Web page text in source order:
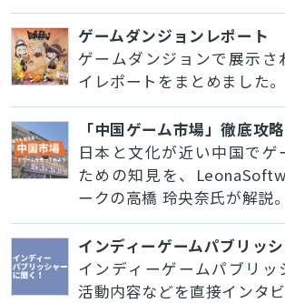
ゲームダンジョンレポート
ゲームダンジョンで展示さ
イレポートをまとめました。
「中国ゲーム市場」徹底攻略
日本と文化が近い中国でゲ
ための知見を、
ークの高橋 玲央奈氏が解説。
インディーゲームパブリッ
インディーゲームパブリッ
活動内容などを直接インタビ